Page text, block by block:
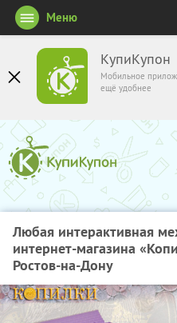
КупиКупон
Мобильное
ещё удобнее
Меню
Любая интерактивная
интернет-магазина
Ростов-на-Дону